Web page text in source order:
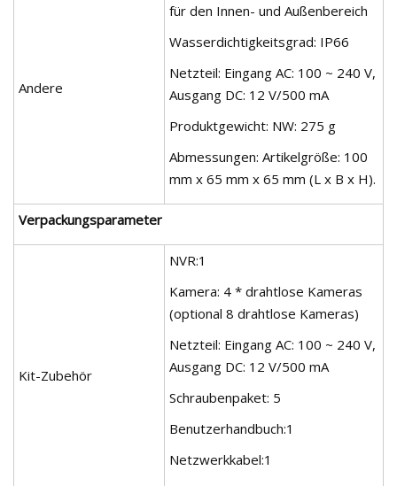
Andere
für den Innen- und Außenbereich
Wasserdichtigkeitsgrad: IP66
Netzteil: Eingang AC: 100 ~ 240 V,
Ausgang DC: 12 V/500 mA
Produktgewicht: NW: 275 g
Abmessungen: Artikelgröße: 100
mm x 65 mm x 65 mm (L x B x H).
Verpackungsparameter
Kit-Zubehör
NVR:1
Kamera: 4 * drahtlose Kameras
(optional 8 drahtlose Kameras)
Netzteil: Eingang AC: 100 ~ 240 V,
Ausgang DC: 12 V/500 mA
Schraubenpaket: 5
Benutzerhandbuch:1
Netzwerkkabel:1